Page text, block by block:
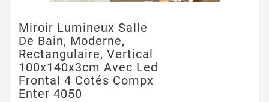
Miroir Lumineux Salle
De Bain, Moderne,
Rectangulaire, Vertical
100x140x3cm Avec Led
Frontal 4 Cotés Compx
Enter 4050